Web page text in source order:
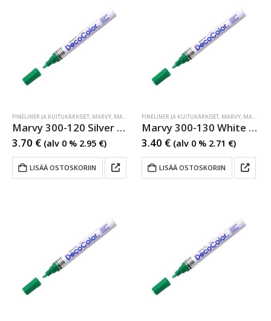
FINELINER JA KUITUKÄRKISET, MARVY, MARVY TUSSIT ,MARVY TUSSIT
Marvy 300-120 Silver Decocolor
3.70 € (alv 0 % 2.95 €)
LISÄÄ OSTOSKORIIN
FINELINER JA KUITUKÄRKISET, MARVY, MARVY TUSSIT
Marvy 300-130 White Decocolor
3.40 € (alv 0 % 2.71 €)
LISÄÄ OSTOSKORIIN